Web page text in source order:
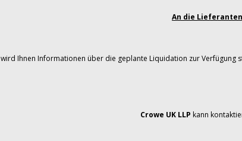
An die
wird Ihnen Informationen über die geplante Liquidation zur Verfügung
Crowe UK LLP kann